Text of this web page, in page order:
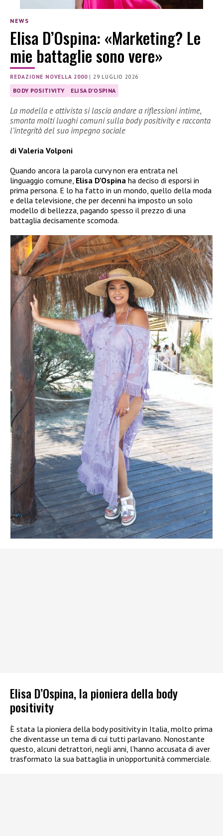
NEWS
Elisa D’Ospina: «Marketing? Le
mie battaglie sono vere»
REDAZIONE NOVELLA 2000|29 LUGLIO 2026
BODY POSITIVITY ELISA D'OSPINA
La modella e attivista si lascia andare a riflessioni intime,
smonta molti luoghi comuni sulla body positivity e racconta
l’integrità del suo impegno sociale
di Valeria Volponi
Quando ancora la parola curvy non era entrata nel
linguaggio comune, Elisa D’Ospina ha deciso di esporsi in
prima persona. E lo ha fatto in un mondo, quello della moda
e della televisione, che per decenni ha imposto un solo
modello di bellezza, pagando spesso il prezzo di una
battaglia decisamente scomoda.
Elisa D’Ospina, la pioniera della body
positivity
È stata la pioniera della body positivity in Italia, molto prima
che diventasse un tema di cui tutti parlavano. Nonostante
questo, alcuni detrattori, negli anni, l’hanno accusata di aver
trasformato la sua battaglia in un’opportunità commerciale.